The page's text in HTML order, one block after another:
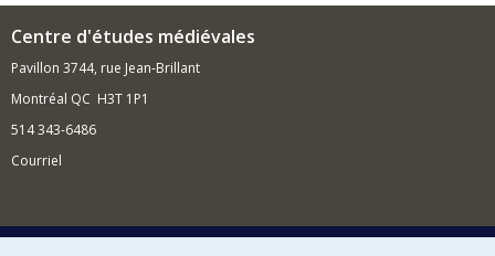
Centre d'études médiévales
Pavillon 3744, rue Jean-Brillant
Montréal QC H3T 1P1
514 343-6486
Courriel